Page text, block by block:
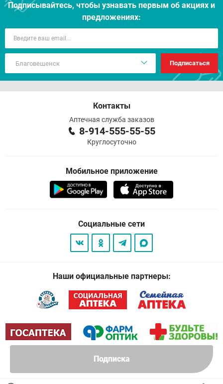
Подписка
Подписывайтесь, чтобы узнавать первым об акцияx и
предложениях:
Подписаться
Контакты
Аптечная служба заказов
8-914-555-55-55
Круглосуточно
Мобильное приложение
Социальные сети
Наши официальные партнеры: